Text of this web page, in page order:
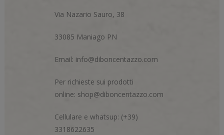
Via Nazario Sauro, 38
33085 Maniago PN
Email: info@diboncentazzo.com
Per richieste sui prodotti
online: shop@diboncentazzo.com
Cellulare e whatsup: (+39)
3318622635